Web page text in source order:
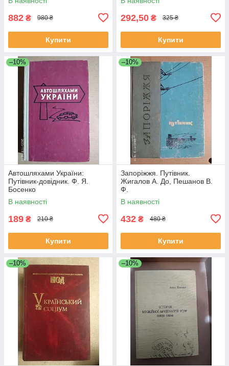
882 ₴ 980 ₴
Купити
292,50 ₴ 325 ₴
Купити
–10%
Автошляхами України:
Путівник-довідник. Ф. Я.
Босенко
В наявності
189 ₴ 210 ₴
Купити
–10%
Запоріжжя. Путівник.
Жигалов А. До, Пешанов В.
Ф.
В наявності
432 ₴ 480 ₴
Купити
–10% –10%